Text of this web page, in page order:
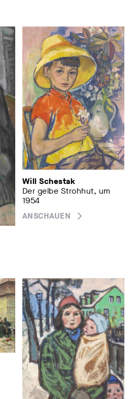
Will Schestak
Der gelbe Strohhut, um
1954
ANSCHAUEN